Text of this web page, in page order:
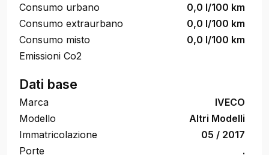
Consumo urbano
0,0 l/100 km
Consumo extraurbano
0,0 l/100 km
Consumo misto
0,0 l/100 km
Emissioni Co2
Dati base
Marca
IVECO
Modello
Altri Modelli
Immatricolazione
05 / 2017
Porte
.